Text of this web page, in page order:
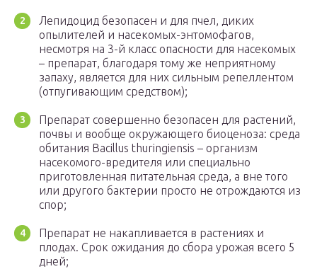
Лепидоцид безопасен и для пчел, диких
опылителей и насекомых-энтомофагов,
несмотря на 3-й класс опасности для насекомых
– препарат, благодаря тому же неприятному
запаху, является для них сильным репеллентом
(отпугивающим средством);
Препарат совершенно безопасен для растений,
почвы и вообще окружающего биоценоза: среда
обитания Bacillus thuringiensis – организм
насекомого-вредителя или специально
приготовленная питательная среда, а вне того
или другого бактерии просто не отрождаются из
спор;
Препарат не накапливается в растениях и
плодах. Срок ожидания до сбора урожая всего 5
дней;